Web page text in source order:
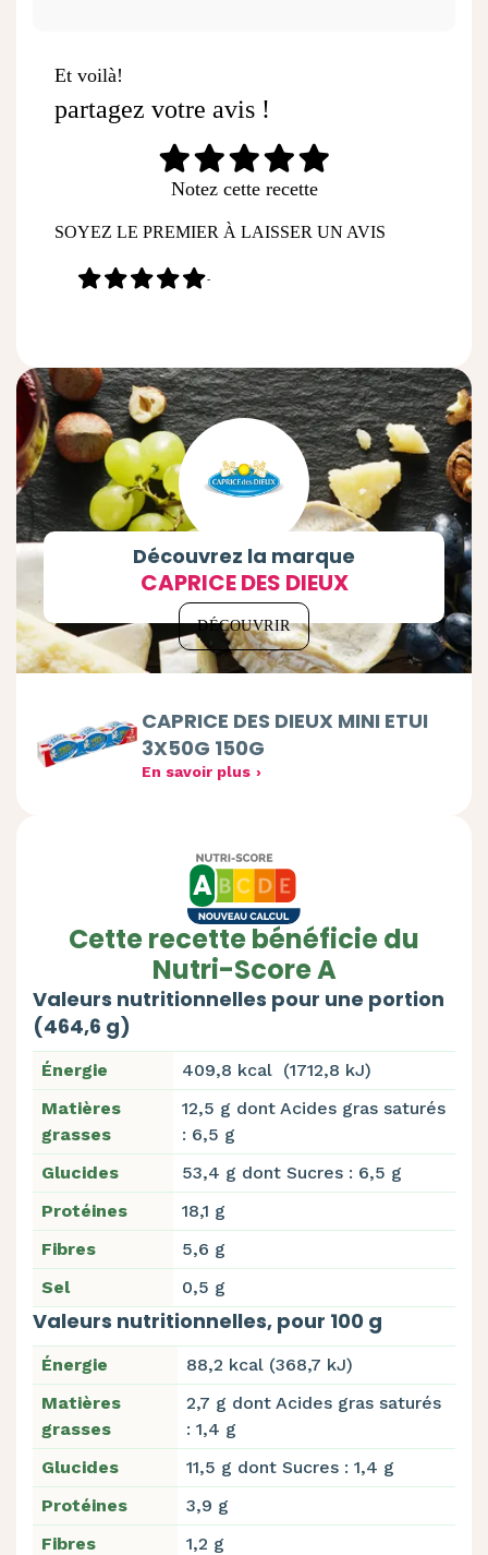
Et voilà!
partagez votre avis !
Notez cette recette
SOYEZ LE PREMIER À LAISSER UN AVIS
-
Découvrez la marque
CAPRICE DES DIEUX
DÉCOUVRIR
CAPRICE DES DIEUX MINI ETUI
3X50G 150G
En savoir plus
Cette recette bénéficie du
Nutri-Score A
Valeurs nutritionnelles pour une portion
(464,6 g)
Énergie
409,8 kcal (1712,8 kJ)
Matières
grasses
12,5 g dont Acides gras saturés
: 6,5 g
Glucides
53,4 g dont Sucres : 6,5 g
Protéines
18,1 g
Fibres
5,6 g
Sel
0,5 g
Valeurs nutritionnelles, pour 100 g
Énergie
88,2 kcal (368,7 kJ)
Matières
grasses
2,7 g dont Acides gras saturés
: 1,4 g
Glucides
11,5 g dont Sucres : 1,4 g
Protéines
3,9 g
Fibres
1,2 g